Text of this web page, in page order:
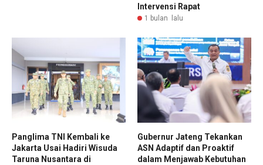
Intervensi Rapat
1 bulan lalu
Panglima TNI Kembali ke
Jakarta Usai Hadiri Wisuda
Taruna Nusantara di
Gubernur Jateng Tekankan
ASN Adaptif dan Proaktif
dalam Menjawab Kebutuhan